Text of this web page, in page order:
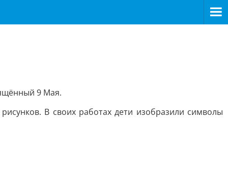
9 Мая.
В своих работах дети изобразили символы